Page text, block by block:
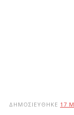
ΔΗΜΟΣΙΕΎΘΗΚΕ 17